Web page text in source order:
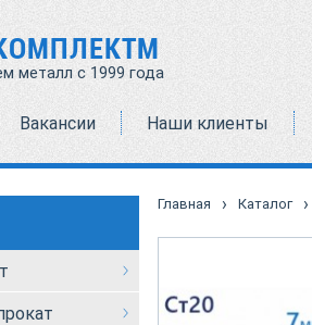
металл с 1999 года
Вакансии Наши клиенты
Главная › Каталог ›